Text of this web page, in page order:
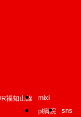
福知山線
mixi
pl病院
sns